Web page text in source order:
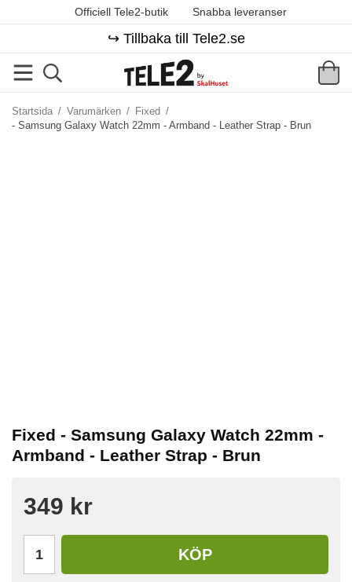
Officiell Tele2-butik Snabba leveranser
↪️ Tillbaka till Tele2.se
Startsida / Varumärken / Fixed /
- Samsung Galaxy Watch 22mm - Armband - Leather Strap - Brun
Fixed - Samsung Galaxy Watch 22mm -
Armband - Leather Strap - Brun
349 kr
KÖP